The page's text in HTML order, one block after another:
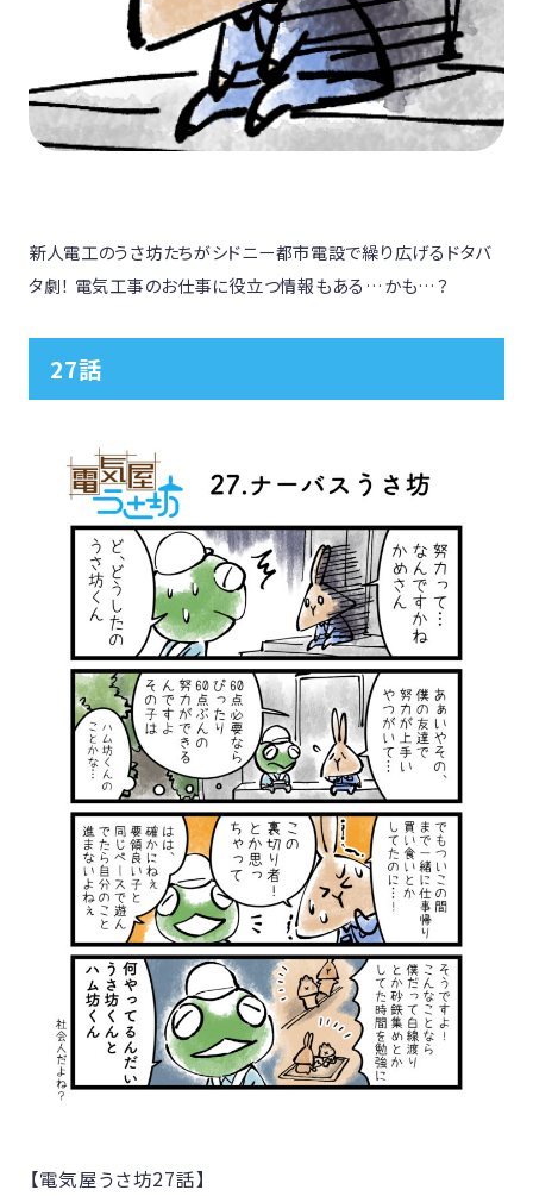
新人電工のうさ坊たちがシドニー都市電設で繰り広げるドタバ
タ劇！ 電気工事のお仕事に役立つ情報もある…かも…？
27話
【電気屋うさ坊27話】